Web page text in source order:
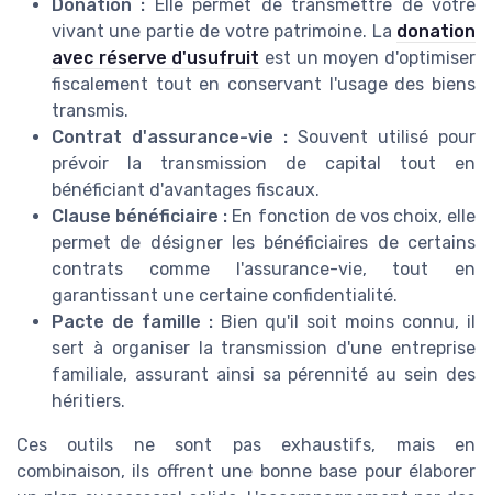
Donation : Elle permet de transmettre de votre
vivant une partie de votre patrimoine. La donation
avec réserve d'usufruit est un moyen d'optimiser
fiscalement tout en conservant l'usage des biens
transmis.
Contrat d'assurance-vie : Souvent utilisé pour
prévoir la transmission de capital tout en
bénéficiant d'avantages fiscaux.
Clause bénéficiaire : En fonction de vos choix, elle
permet de désigner les bénéficiaires de certains
contrats comme l'assurance-vie, tout en
garantissant une certaine confidentialité.
Pacte de famille :Bien qu'il soit moins connu, il
sert à organiser la transmission d'une entreprise
familiale, assurant ainsi sa pérennité au sein des
héritiers.
Ces outils ne sont pas exhaustifs, mais en
combinaison, ils offrent une bonne base pour élaborer